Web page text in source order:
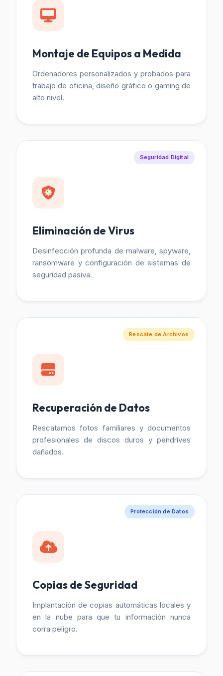
Montaje de Equipos a Medida
Ordenadores personalizados y probados para
trabajo de oficina, diseño gráfico o gaming de
alto nivel.
Seguridad Digital
Eliminación de Virus
Desinfección profunda de malware, spyware,
ransomware y configuración de sistemas de
seguridad pasiva.
Rescate de Archivos
Recuperación de Datos
Rescatamos fotos familiares y documentos
profesionales de discos duros y pendrives
dañados.
Protección de Datos
Copias de Seguridad
Implantación de copias automáticas locales y
en la nube para que tu información nunca
corra peligro.